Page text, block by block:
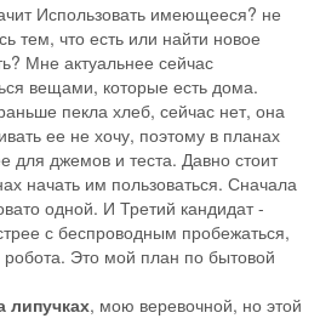
Использовать имеющееся? не
тем, что есть или найти новое
Мне актуальнее сейчас
вещами, которые есть дома.
пекла хлеб, сейчас нет, она
ее не хочу, поэтому в планах
для джемов и теста. Давно стоит
начать им пользоваться. Сначала
одной. И Третий кандидат -
с беспроводным пробежаться,
Это мой план по бытовой
липучках, мою веревочной, но этой